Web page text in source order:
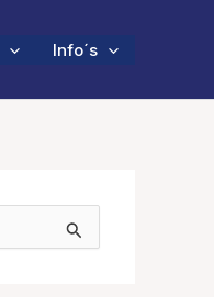
Info´s